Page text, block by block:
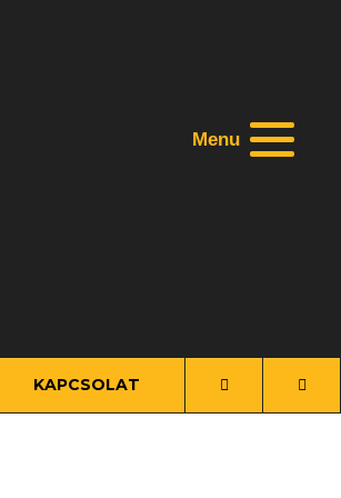
KAPCSOLAT
Menu